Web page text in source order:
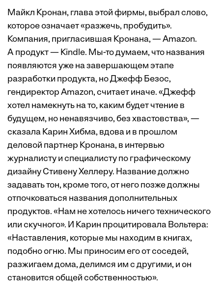
Майкл Кронан, глава этой фирмы, выбрал слово,
которое означает «разжечь, пробудить».
Компания, пригласившая Кронана, — Amazon.
А продукт — Kindle. Мы-то думаем, что названия
появляются уже на завершающем этапе
разработки продукта, но Джефф Безос,
гендиректор Amazon, считает иначе. «Джефф
хотел намекнуть на то, каким будет чтение в
будущем, но ненавязчиво, без хвастовства», —
сказала Карин Хибма, вдова и в прошлом
деловой партнер Кронана, в интервью
журналисту и специалисту по графическому
дизайну Стивену Хеллеру. Название должно
задавать тон, кроме того, от него позже должны
отпочковаться названия дополнительных
продуктов. «Нам не хотелось ничего технического
или скучного». И Карин процитировала Вольтера:
«Наставления, которые мы находим в книгах,
подобно огню. Мы приносим его от соседей,
разжигаем дома, делимся им с другими, и он
становится общей собственностью».